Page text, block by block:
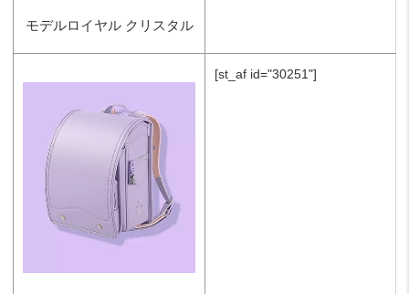
モデルロイヤル クリスタル
[st_af id="30251"]